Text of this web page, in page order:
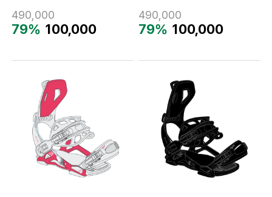
490,000
79% 100,000
490,000
79% 100,000